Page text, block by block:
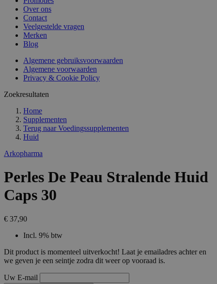
Over ons
Contact
Veelgestelde vragen
Merken
Blog
Algemene gebruiksvoorwaarden
Algemene voorwaarden
Privacy & Cookie Policy
Zoekresultaten
Home
Supplementen
Terug naar Voedingssupplementen
Huid
Arkopharma
Perles De Peau Stralende Huid
Caps 30
€ 37,90
Incl. 9% btw
Dit product is momenteel uitverkocht! Laat je emailadres achter en
we geven je een seintje zodra dit weer op vooraad is.
Uw E-mail